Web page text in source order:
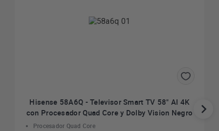
Hisense 58A6Q - Televisor Smart TV 58" AI 4K
con Procesador Quad Core y Dolby Vision Negro
Procesador Quad Core